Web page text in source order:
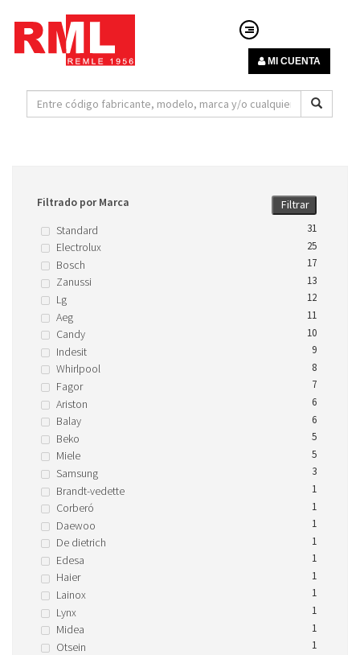
MI CUENTA
Filtrar
Filtrado por Marca
Standard
31
Electrolux 25
Bosch 17
Zanussi 13
Lg 12
Aeg 11
Candy 10
Indesit 9
Whirlpool 8
Fagor 7
Ariston 6
Balay 6
Beko 5
Miele 5
Samsung 3
Brandt-vedette 1
Corberó 1
Daewoo 1
De dietrich 1
Edesa 1
Haier 1
Lainox 1
Lynx 1
Midea 1
Otsein 1